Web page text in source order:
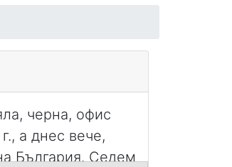
черна, офис
а днес вече,
България. Седем